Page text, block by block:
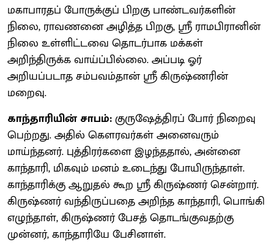
மகாபாரதப் போருக்குப் பிறகு பாண்டவர்களின்
நிலை, ராவணனை அழித்த பிறகு, ஸ்ரீ ராமபிரானின்
நிலை உள்ளிட்டவை தொடர்பாக மக்கள்
அறிந்திருக்க வாய்ப்பில்லை. அப்படி ஓர்
அறியப்படாத சம்பவம்தான் ஸ்ரீ கிருஷ்ணரின்
மறைவு.
காந்தாரியின் சாபம்:குருஷேத்திரப் போர் நிறைவு
பெற்றது. அதில் கௌரவர்கள் அனைவரும்
மாய்ந்தனர். புத்திரர்களை இழந்ததால், அன்னை
காந்தாரி, மிகவும் மனம் உடைந்து போயிருந்தாள்.
காந்தாரிக்கு ஆறுதல் கூற ஸ்ரீ கிருஷ்ணர் சென்றார்.
கிருஷ்ணர் வந்திருப்பதை அறிந்த காந்தாரி, பொங்கி
எழுந்தாள், கிருஷ்ணர் பேசத் தொடங்குவதற்கு
முன்னர், காந்தாரியே பேசினாள்.